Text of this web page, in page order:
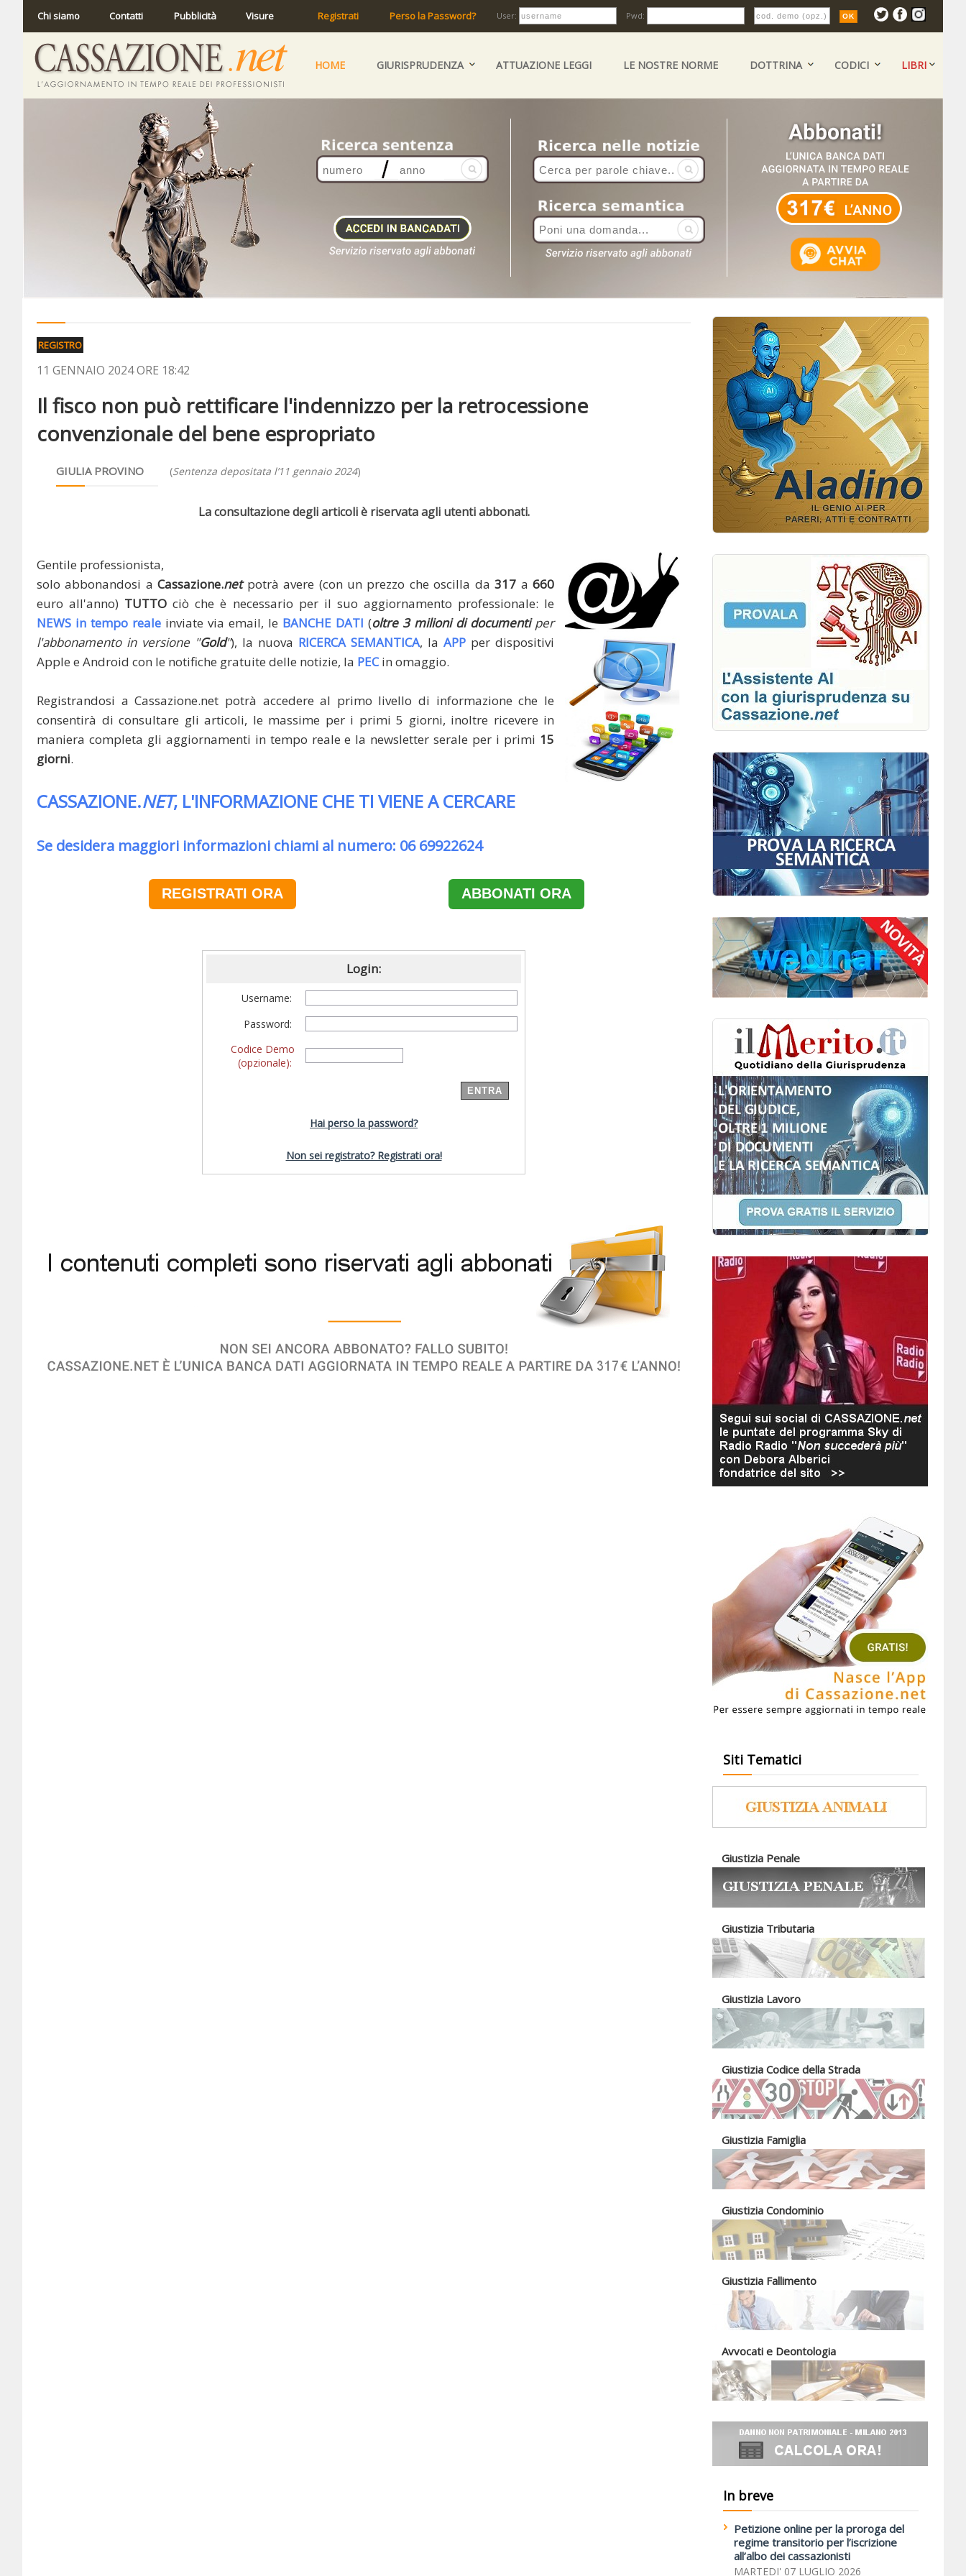
Chi siamo Contatti Pubblicità Visure Registrati Perso la Password? User: Pwd:
HOME GIURISPRUDENZA ATTUAZIONE LEGGI LE NOSTRE NORME DOTTRINA CODICI LIBRI
REGISTRO
11 GENNAIO 2024 ORE 18:42
Il fisco non può rettificare l'indennizzo per la retrocessione
convenzionale del bene espropriato
GIULIA PROVINO (Sentenza depositata l’11 gennaio 2024)
La consultazione degli articoli è riservata agli utenti abbonati.
Gentile professionista,
solo abbonandosi aCassazione.netpotrà avere (con un prezzo che oscilla da317 a660
euro all'anno) TUTTO ciò che è necessario per il suo aggiornamento professionale: le
NEWS in tempo reale inviate via email, le BANCHE DATI (oltre 3 milioni di documentiper
l'abbonamento in versione "Gold"), la nuova RICERCA SEMANTICA, la APP per dispositivi
Apple e Android con le notifiche gratuite delle notizie, la PECin omaggio.
Registrandosi a Cassazione.net potrà accedere al primo livello di informazione che le
consentirà di consultare gli articoli, le massime per i primi 5 giorni, inoltre ricevere in
maniera completa gli aggiornamenti in tempo reale e la newsletter serale per i primi 15
giorni.
CASSAZIONE.NET, L'INFORMAZIONE CHE TI VIENE A CERCARE
Se desidera maggiori informazioni chiami al numero: 06 69922624
REGISTRATI ORA ABBONATI ORA
Login:
Username:
Password:
Codice Demo
(opzionale):
Hai perso la password?
Non sei registrato? Registrati ora!
Siti Tematici
Giustizia Penale
Giustizia Tributaria
Giustizia Lavoro
Giustizia Codice della Strada
Giustizia Famiglia
Giustizia Condominio
Giustizia Fallimento
Avvocati e Deontologia
In breve
Petizione online per la proroga del
regime transitorio per l’iscrizione
all’albo dei cassazionisti
MARTEDI' 07 LUGLIO 2026